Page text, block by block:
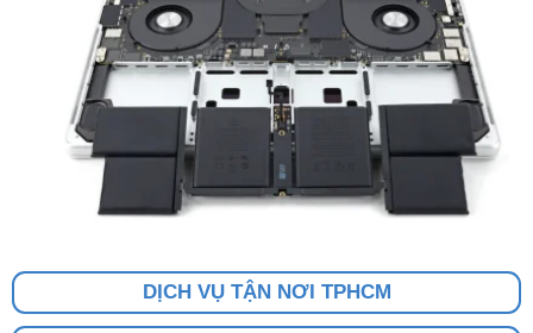
DỊCH VỤ TẬN NƠI TPHCM